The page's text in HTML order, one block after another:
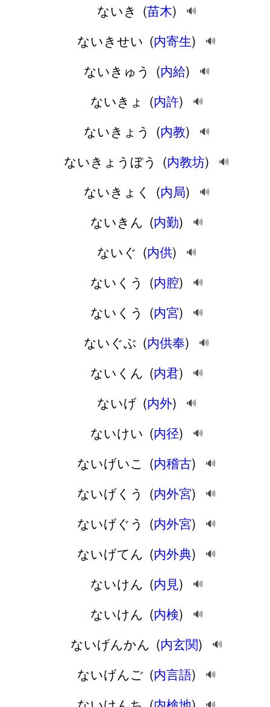
ないき (苗木) 🔊
ないきせい (内寄生) 🔊
ないきゅう (内給) 🔊
ないきょ (内許) 🔊
ないきょう (内教) 🔊
ないきょうぼう (内教坊) 🔊
ないきょく (内局) 🔊
ないきん (内勤) 🔊
ないぐ (内供) 🔊
ないくう (内腔) 🔊
ないくう (内宮) 🔊
ないぐぶ (内供奉) 🔊
ないくん (内君) 🔊
ないげ (内外) 🔊
ないけい (内径) 🔊
ないげいこ (内稽古) 🔊
ないげくう (内外宮) 🔊
ないげぐう (内外宮) 🔊
ないげてん (内外典) 🔊
ないけん (内見) 🔊
ないけん (内検) 🔊
ないげんかん (内玄関) 🔊
ないげんご (内言語) 🔊
🔊